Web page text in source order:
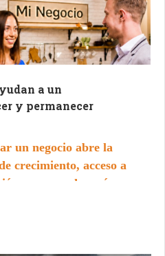
a un
y permanecer
un negocio abre la
crecimiento, acceso a
en mercados más